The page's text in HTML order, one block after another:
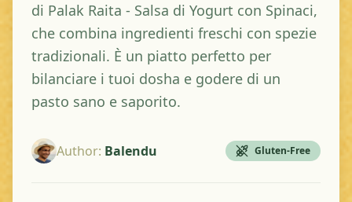
di Palak Raita - Salsa di Yogurt con Spinaci,
che combina ingredienti freschi con spezie
tradizionali. È un piatto perfetto per
bilanciare i tuoi dosha e godere di un
pasto sano e saporito.
Author: Balendu Gluten-Free